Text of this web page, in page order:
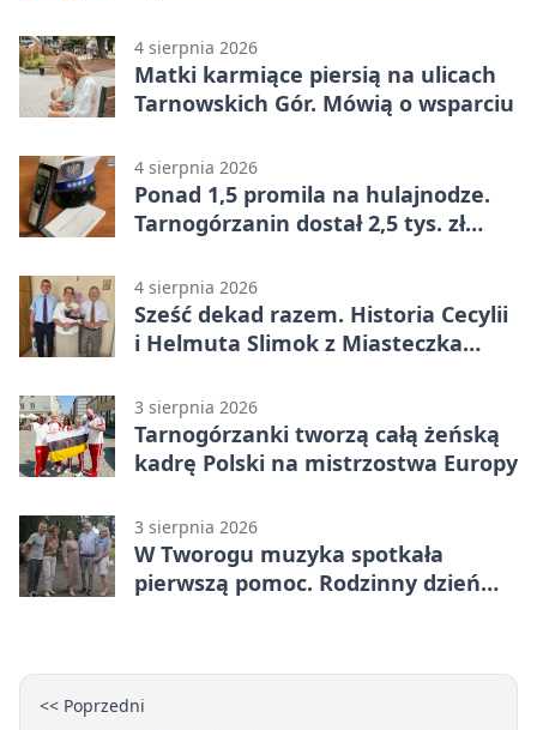
4 sierpnia 2026
Matki karmiące piersią na ulicach
Tarnowskich Gór. Mówią o wsparciu
4 sierpnia 2026
Ponad 1,5 promila na hulajnodze.
Tarnogórzanin dostał 2,5 tys. zł
4 sierpnia 2026
Sześć dekad razem. Historia Cecylii
i Helmuta Slimok z Miasteczka
3 sierpnia 2026
Tarnogórzanki tworzą całą żeńską
kadrę Polski na mistrzostwa Europy
3 sierpnia 2026
W Tworogu muzyka spotkała
pierwszą pomoc. Rodzinny dzień
<< Poprzedni